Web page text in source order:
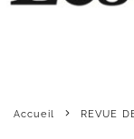
Accueil REVUE